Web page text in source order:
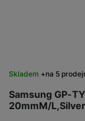
Samsung GP-
20mmM/L,Silver
Skladem na 5